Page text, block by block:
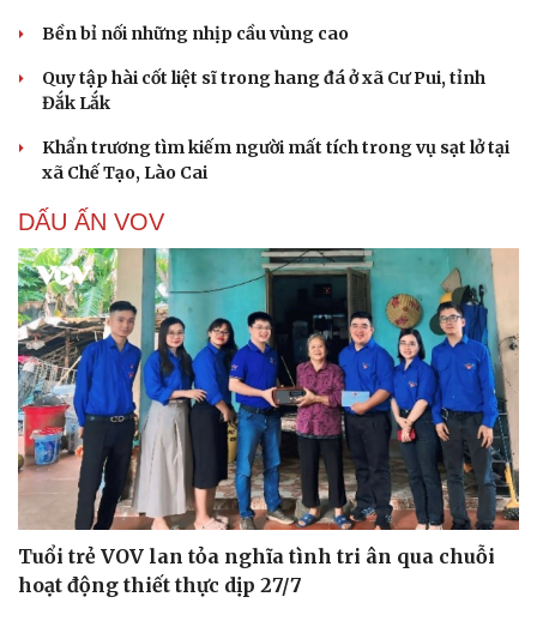
Bền bỉ nối những nhịp cầu vùng cao
Quy tập hài cốt liệt sĩ trong hang đá ở xã Cư Pui, tỉnh
Đắk Lắk
Khẩn trương tìm kiếm người mất tích trong vụ sạt lở tại
xã Chế Tạo, Lào Cai
DẤU ẤN VOV
Tuổi trẻ VOV lan tỏa nghĩa tình tri ân qua chuỗi
hoạt động thiết thực dịp 27/7